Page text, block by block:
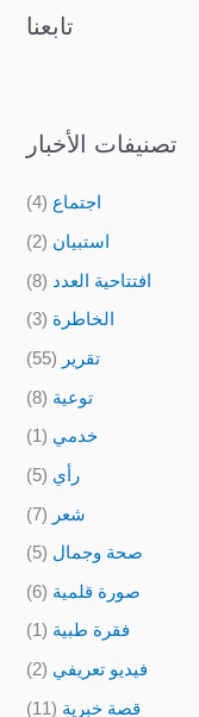
تابعنا
تصنيفات الأخبار
اجتماع (4)
استبيان (2)
افتتاحية العدد (8)
الخاطرة (3)
تقرير (55)
توعية (8)
خدمي (1)
رأي (5)
شعر (7)
صحة وجمال (5)
صورة قلمية (6)
فقرة طبية (1)
فيديو تعريفي (2)
قصة خبرية (11)